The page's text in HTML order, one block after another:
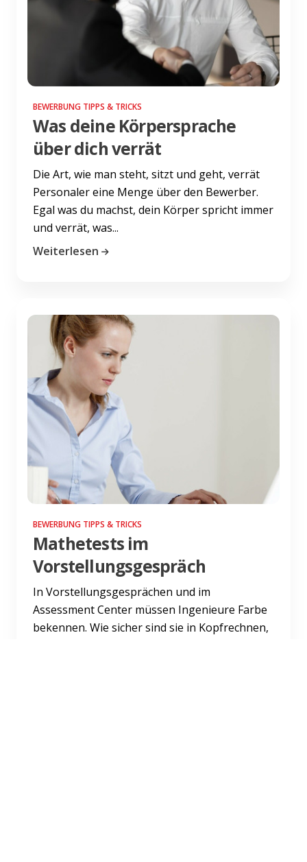
BEWERBUNG TIPPS & TRICKS
Was deine Körpersprache
über dich verrät
Die Art, wie man steht, sitzt und geht, verrät
Personaler eine Menge über den Bewerber.
Egal was du machst, dein Körper spricht immer
und verrät, was...
Weiterlesen
BEWERBUNG TIPPS & TRICKS
Mathetests im
Vorstellungsgespräch
In Vorstellungsgesprächen und im
Assessment Center müssen Ingenieure Farbe
bekennen. Wie sicher sind sie in Kopfrechnen,